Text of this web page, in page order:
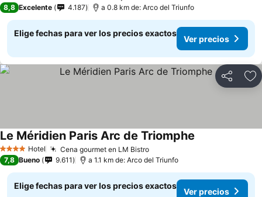
8,8 Excelente 4.187 a 0.8 km de: Arco del Triunfo
Elige fechas para ver los precios exactos
Ver precios
Compartir
4 EstrellasHotel Cena gourmet en LM BistroVer precios
Le Méridien Paris Arc de Triomphe
7,8 Bueno 9.611 a 1.1 km de: Arco del Triunfo
Elige fechas para ver los precios exactos
Ver precios